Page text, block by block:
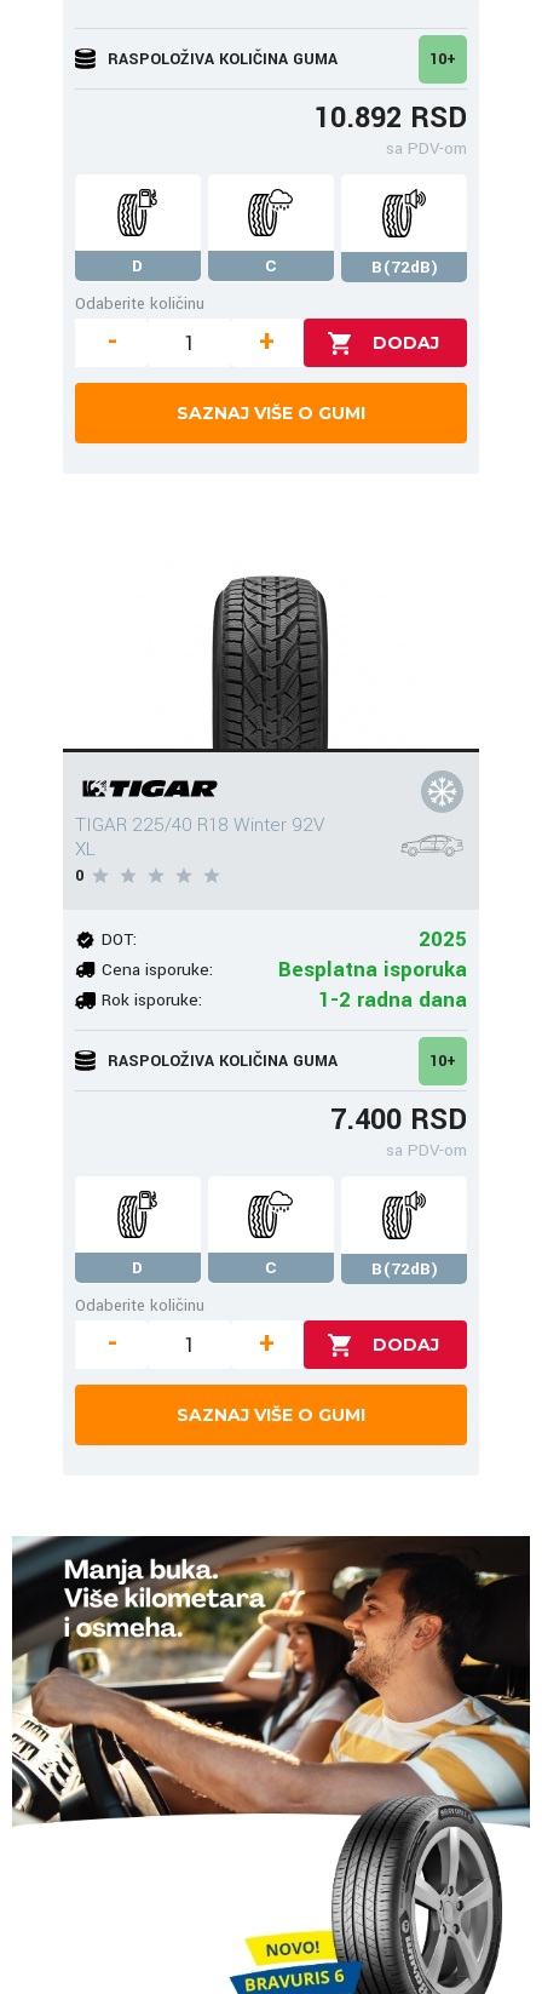
RASPOLOŽIVA KOLIČINA GUMA 10+
10.892 RSD
sa PDV-om
D C
B(72dB)
Odaberite količinu
- +
SAZNAJ VIŠE O GUMI
TIGAR 225/40 R18 Winter 92V
XL
0
DOT: 2025
Cena isporuke: Besplatna isporuka
Rok isporuke: 1-2 radna dana
RASPOLOŽIVA KOLIČINA GUMA 10+
7.400 RSD
sa PDV-om
D C
B(72dB)
Odaberite količinu
- +
SAZNAJ VIŠE O GUMI